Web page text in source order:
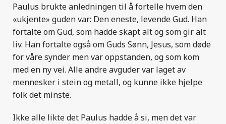
Paulus brukte anledningen til å fortelle hvem den
«ukjente» guden var: Den eneste, levende Gud. Han
fortalte om Gud, som hadde skapt alt og som gir alt
liv. Han fortalte også om Guds Sønn, Jesus, som døde
for våre synder men var oppstanden, og som kom
med en ny vei. Alle andre avguder var laget av
mennesker i stein og metall, og kunne ikke hjelpe
folk det minste.
Ikke alle likte det Paulus hadde å si, men det var